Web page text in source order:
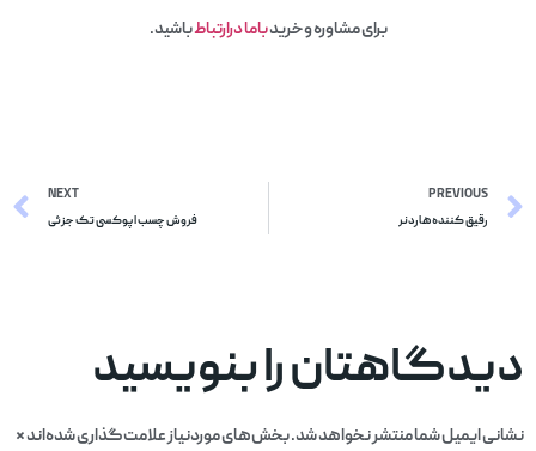
برای مشاوره وخریدباما درارتباطباشید.
PREVIOUS
رقیق کننده هاردنر
NEXT
فروش چسب اپوکسی تک جزئی
دیدگاهتان را بنویسید
نشانی ایمیل شما منتشر نخواهد شد.بخش‌های موردنیاز علامت‌گذاری شده‌اند*